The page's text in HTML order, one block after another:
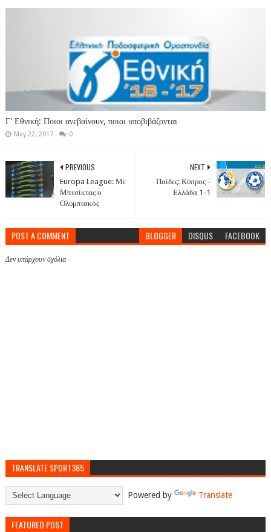
Γ' Εθνική: Ποιοι ανεβαίνουν, ποιοι υποβιβάζονται
May 22, 2017 0
NEXT
Παίδες: Κύπρος -
Ελλάδα 1-1
PREVIOUS
Europa League: Με
Μπεσίκτας ο
Ολυμπιακός
POST A COMMENT BLOGGER DISQUS FACEBOOK
Δεν υπάρχουν σχόλια
TRANSLATE SPORT365
Powered by Translate
FEATURED POST